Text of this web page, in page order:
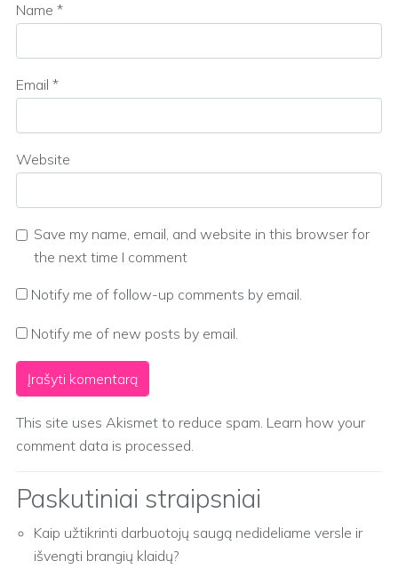
Name *
Email *
Website
Save my name, email, and website in this browser for
the next time I comment
Notify me of follow-up comments by email.
Notify me of new posts by email.
This site uses Akismet to reduce spam. Learn how your
comment data is processed.
Paskutiniai straipsniai
Kaip užtikrinti darbuotojų saugą nedideliame versle ir
išvengti brangių klaidų?